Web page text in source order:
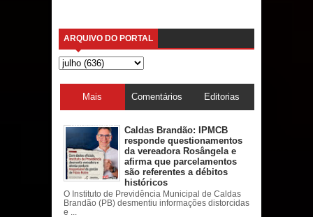
ARQUIVO DO PORTAL
Mais
acessadas
Comentários Editorias
Caldas Brandão: IPMCB
responde questionamentos
da vereadora Rosângela e
afirma que parcelamentos
são referentes a débitos
históricos
O Instituto de Previdência Municipal de Caldas
Brandão (PB) desmentiu informações distorcidas
e ...